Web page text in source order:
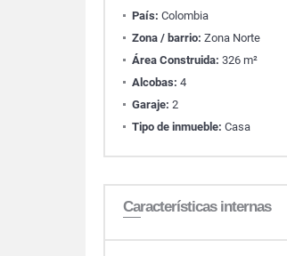
País: Colombia
Zona / barrio: Zona Norte
Área Construida: 326 m²
Alcobas: 4
Garaje: 2
Tipo de inmueble: Casa
Características internas